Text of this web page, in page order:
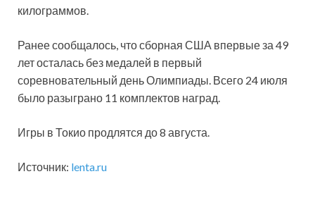
килограммов.
Ранее сообщалось, что сборная США впервые за 49
лет осталась без медалей в первый
соревновательный день Олимпиады. Всего 24 июля
было разыграно 11 комплектов наград.
Игры в Токио продлятся до 8 августа.
Источник: lenta.ru